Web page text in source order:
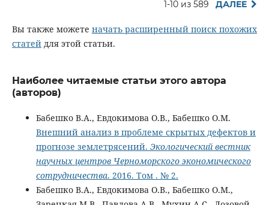
1-10 из 589 ДАЛЕЕ
Вы также можете начать расширенный поиск похожих
статейдля этой статьи.
Наиболее читаемые статьи этого автора
(авторов)
Бабешко В.А., Евдокимова О.В., Бабешко О.М.
Внешний анализ в проблеме скрытых дефектов и
прогнозе землетрясений. Экологический вестник
научных центров Черноморского экономического
сотрудничества. 2016. Том . № 2.
Бабешко В.А., Евдокимова О.В., Бабешко О.М.,